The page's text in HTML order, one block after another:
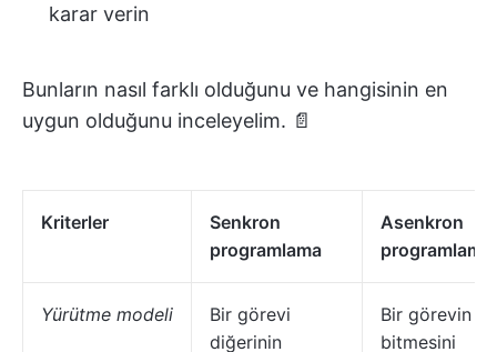
karar verin
Bunların nasıl farklı olduğunu ve hangisinin en
uygun olduğunu inceleyelim. 📄
Kriterler
Senkron
programlama
Asenkron
programlama
Yürütme modeli
Bir görevi
diğerinin
Bir görevin
bitmesini